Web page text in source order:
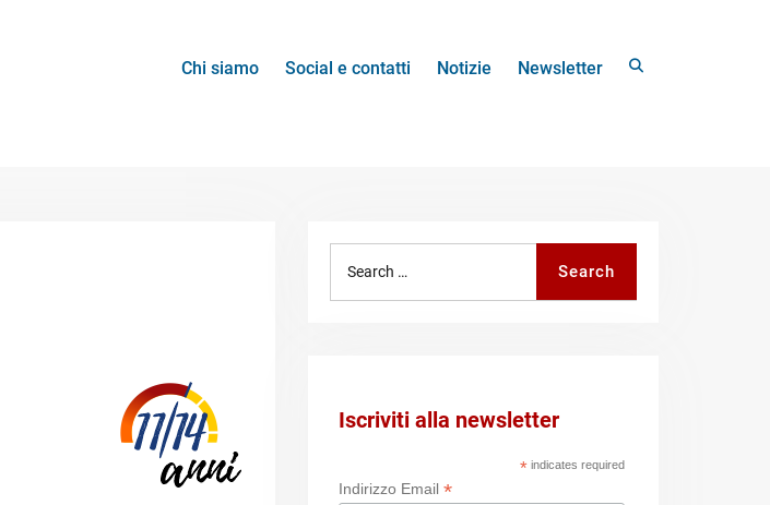
Chi siamo Social e contatti Notizie Newsletter
Search
Iscriviti alla newsletter
* indicates required
Indirizzo Email*